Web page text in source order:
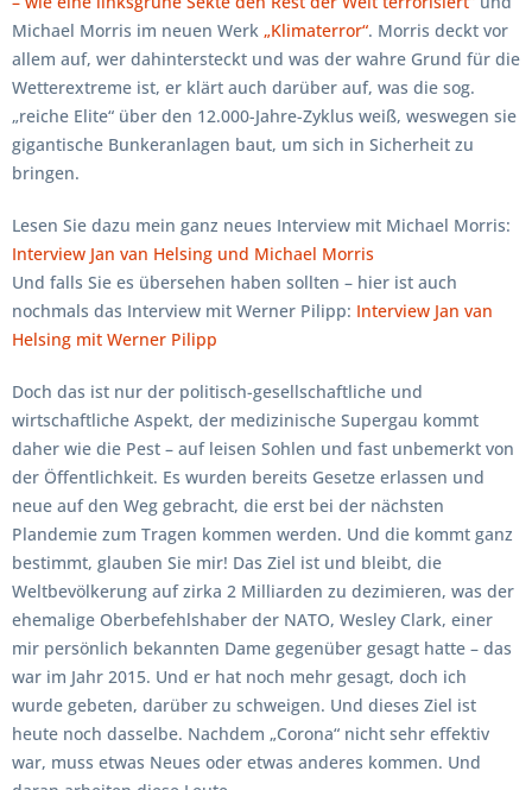
Michael Morris im neuen Werk „Klimaterror“. Morris deckt vor
allem auf, wer dahintersteckt und was der wahre Grund für die
Wetterextreme ist, er klärt auch darüber auf, was die sog.
„reiche Elite“ über den 12.000-Jahre-Zyklus weiß, weswegen sie
gigantische Bunkeranlagen baut, um sich in Sicherheit zu
bringen.
Lesen Sie dazu mein ganz neues Interview mit Michael Morris:
Interview Jan van Helsing und Michael Morris
Und falls Sie es übersehen haben sollten – hier ist auch
nochmals das Interview mit Werner Pilipp: Interview Jan van
Helsing mit Werner Pilipp
Doch das ist nur der politisch-gesellschaftliche und
wirtschaftliche Aspekt, der medizinische Supergau kommt
daher wie die Pest – auf leisen Sohlen und fast unbemerkt von
der Öffentlichkeit. Es wurden bereits Gesetze erlassen und
neue auf den Weg gebracht, die erst bei der nächsten
Plandemie zum Tragen kommen werden. Und die kommt ganz
bestimmt, glauben Sie mir! Das Ziel ist und bleibt, die
Weltbevölkerung auf zirka 2 Milliarden zu dezimieren, was der
ehemalige Oberbefehlshaber der NATO, Wesley Clark, einer
mir persönlich bekannten Dame gegenüber gesagt hatte – das
war im Jahr 2015. Und er hat noch mehr gesagt, doch ich
wurde gebeten, darüber zu schweigen. Und dieses Ziel ist
heute noch dasselbe. Nachdem „Corona“ nicht sehr effektiv
war, muss etwas Neues oder etwas anderes kommen. Und